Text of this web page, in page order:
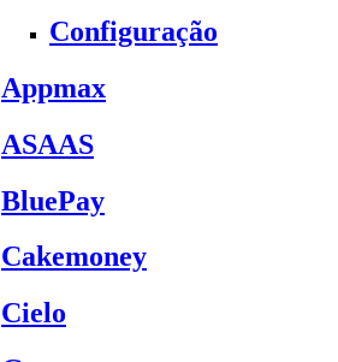
Configuração
Appmax
ASAAS
BluePay
Cakemoney
Cielo